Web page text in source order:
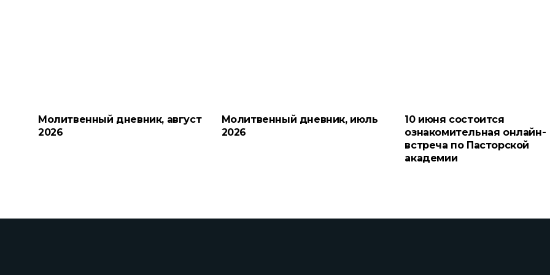
Молитвенный дневник, август
2026
Молитвенный дневник, июль
2026
10 июня состоится
ознакомительная онлайн-
встреча по Пасторской
академии